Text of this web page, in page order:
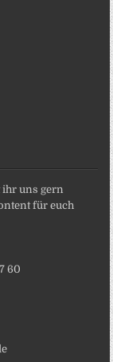
ihr uns gern
für euch
60